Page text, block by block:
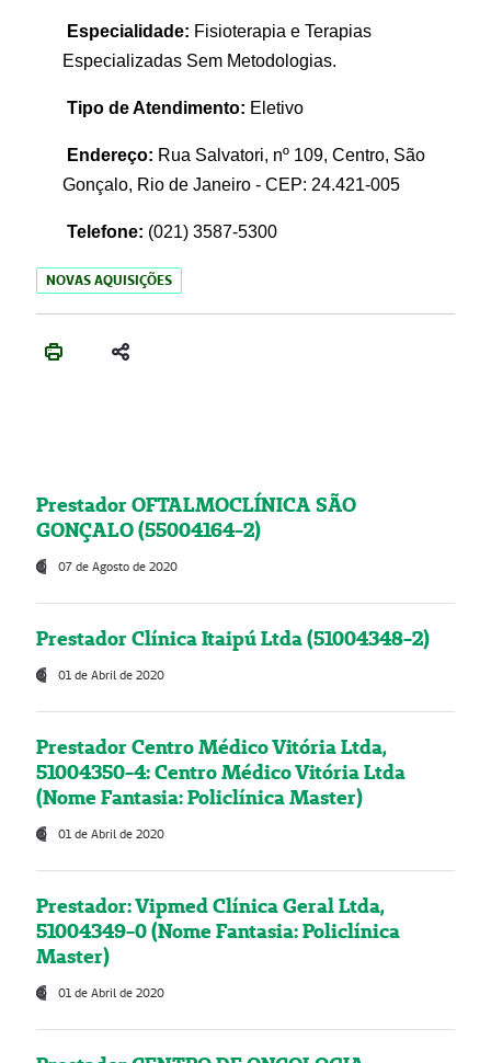
Especialidade: Fisioterapia e Terapias
Especializadas Sem Metodologias.
Tipo de Atendimento: Eletivo
Endereço: Rua Salvatori, nº 109, Centro, São
Gonçalo, Rio de Janeiro - CEP: 24.421-005
Telefone: (021) 3587-5300
NOVAS AQUISIÇÕES
Prestador OFTALMOCLÍNICA SÃO
GONÇALO (55004164-2)
07 de Agosto de 2020
Prestador Clínica Itaipú Ltda (51004348-2)
01 de Abril de 2020
Prestador Centro Médico Vitória Ltda,
51004350-4: Centro Médico Vitória Ltda
(Nome Fantasia: Policlínica Master)
01 de Abril de 2020
Prestador: Vipmed Clínica Geral Ltda,
51004349-0 (Nome Fantasia: Policlínica
Master)
01 de Abril de 2020